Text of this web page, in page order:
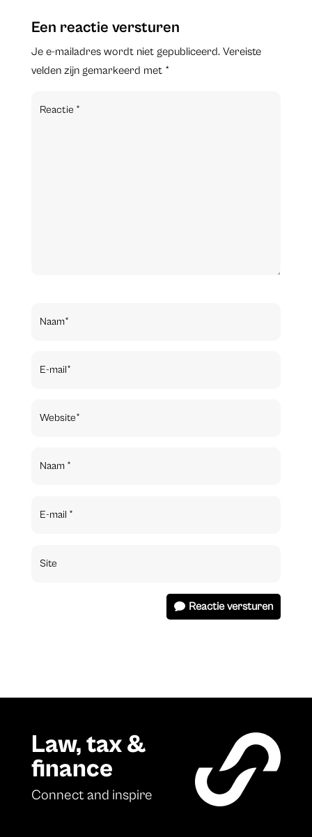
Een reactie versturen
Je e-mailadres wordt niet gepubliceerd. Vereiste
velden zijn gemarkeerd met *
Reactie versturen
Law, tax &
finance
Connect and inspire